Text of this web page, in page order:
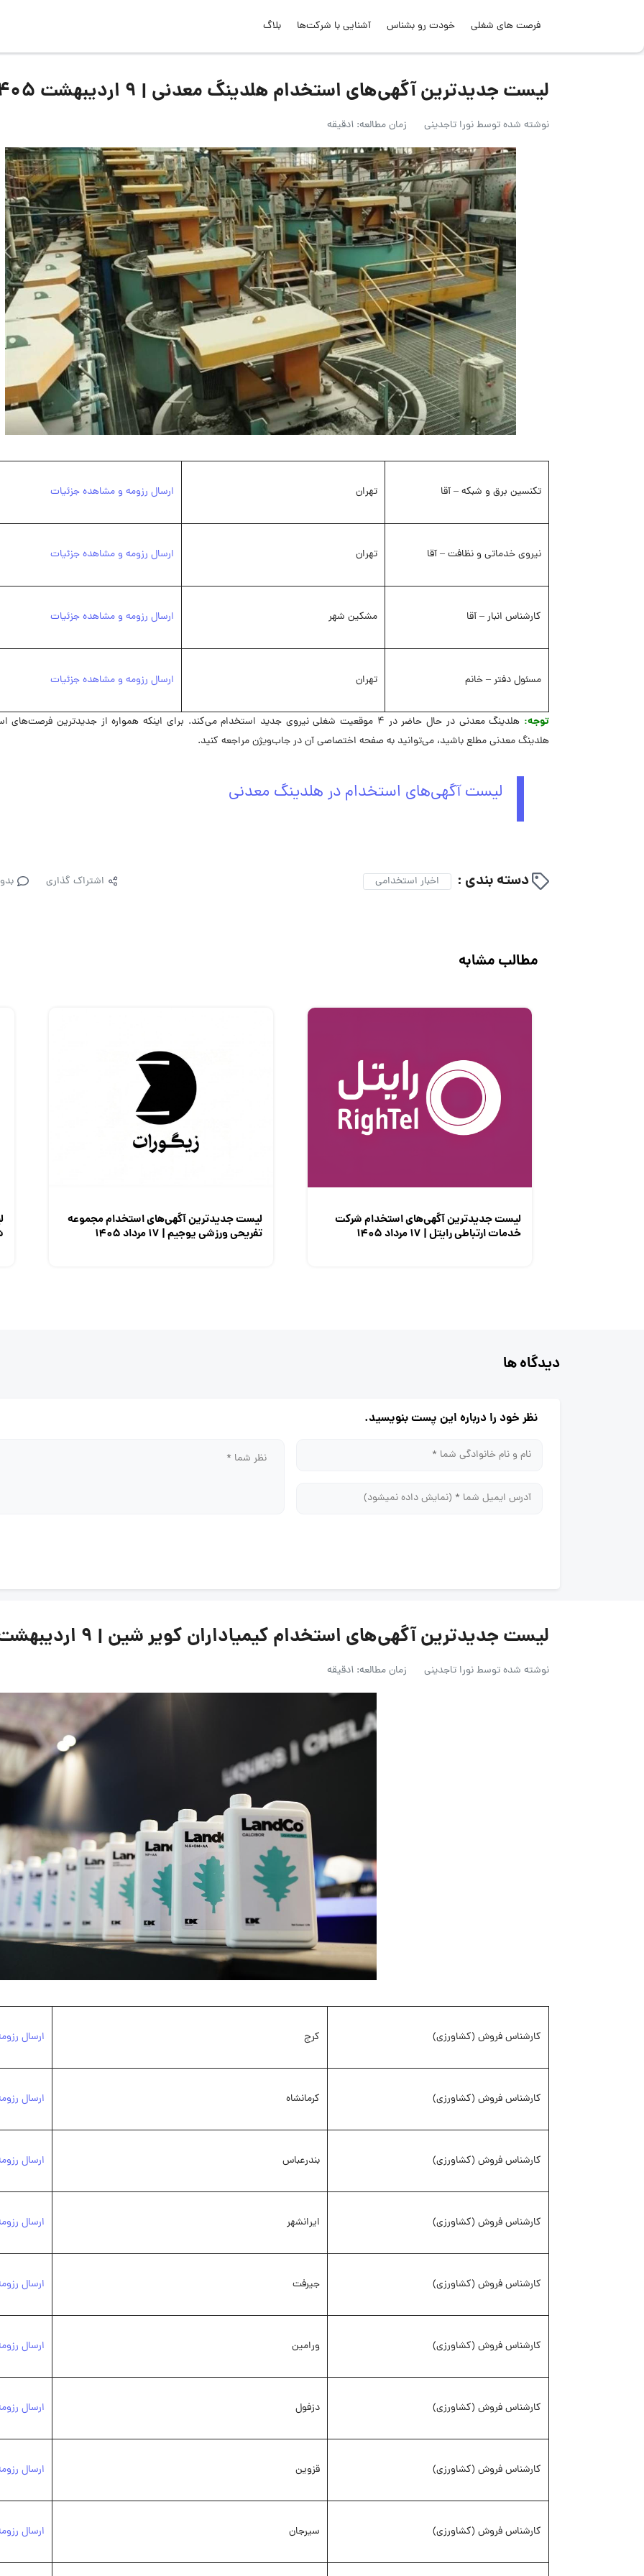
فرصت های شغلی خودت رو بشناس آشنایی با شرکت‌ها بلاگ
لیست جدیدترین آگهی‌های استخدام هلدینگ معدنی | 9 اردیبهشت 1405
نوشته شده توسطنورا تاجدینی زمان مطالعه: 1دقیقه
تکنسین برق و شبکه – آقا تهران ارسال رزومه و مشاهده جزئیات
نیروی خدماتی و نظافت – آقا تهران ارسال رزومه و مشاهده جزئیات
کارشناس انبار – آقا مشکین شهر ارسال رزومه و مشاهده جزئیات
مسئول دفتر – خانم تهران ارسال رزومه و مشاهده جزئیات
توجه:
هلدینگ معدنی در حال حاضر در 4 موقعیت شغلی نیروی جدید استخدام می‌کند. برای اینکه همواره از جدیدترین
هلدینگ معدنی مطلع باشید، می‌توانید به صفحه اختصاصی آن در جاب‌ویژن مراجعه کنید.
لیست آگهی‌های استخدام در هلدینگ معدنی
دسته بندی : اخبار استخدامی اشتراک گذاری
مطالب مشابه
لیست جدیدترین آگهی‌های استخدام شرکت
خدمات ارتباطی رایتل | ۱۷ مرداد ۱۴۰۵
لیست جدیدترین آگهی‌های استخدام مجموعه
تفریحی ورزشی یوجیم | ۱۷ مرداد ۱۴۰۵
دیدگاه ها
نظر خود را درباره این پست بنویسید.
لیست جدیدترین آگهی‌های استخدام کیمیاداران کویر شین | 9 اردیبهشت 1405
نوشته شده توسطنورا تاجدینی زمان مطالعه: 1دقیقه
کارشناس فروش (کشاورزی) کرج ارسال
کارشناس فروش (کشاورزی) کرمانشاه ارسال
کارشناس فروش (کشاورزی) بندرعباس ارسال
کارشناس فروش (کشاورزی) ایرانشهر ارسال
کارشناس فروش (کشاورزی) جیرفت ارسال
کارشناس فروش (کشاورزی) ورامین ارسال
کارشناس فروش (کشاورزی) دزفول ارسال
کارشناس فروش (کشاورزی) قزوین ارسال
کارشناس فروش (کشاورزی) سیرجان ارسال